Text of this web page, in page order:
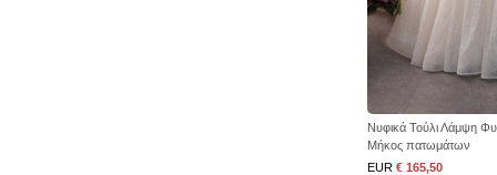
Νυφικά Τούλι Λάμψη
Μήκος πατωμάτων
EUR € 165,50